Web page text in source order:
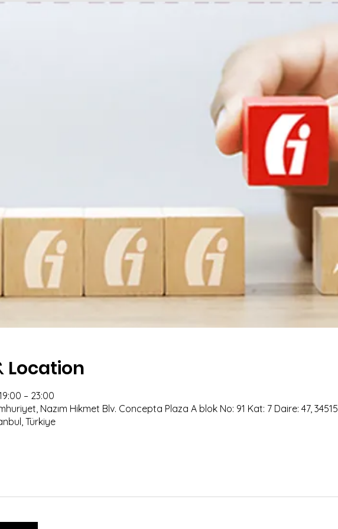
Location
– 23:00
Nazım Hikmet Blv. Concepta Plaza A blok No: 91 Kat: 7 Daire: 47, 34515
Türkiye